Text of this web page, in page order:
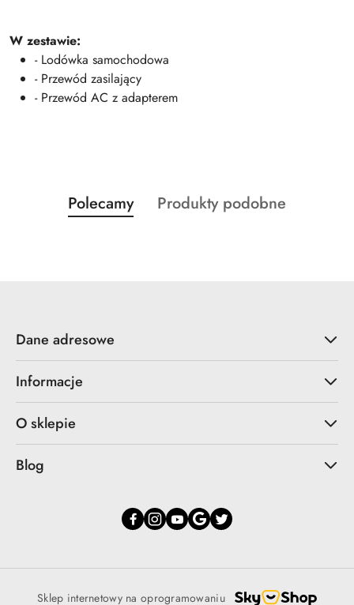
W zestawie:
- Lodówka samochodowa
- Przewód zasilający
- Przewód AC z adapterem
Pomiń karuzelę produktów
Produkty
o
Polecamy
Produkty
Produkty podobne
Dane adresowe
Informacje
O sklepie
Blog
Sklep internetowy na oprogramowaniu